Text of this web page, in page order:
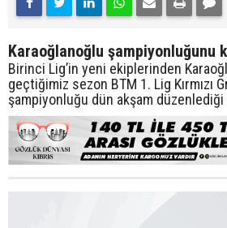
Karaoğlanoğlu şampiyonluğunu
Birinci Lig’in yeni ekiplerinden
geçtiğimiz sezon BTM 1. Lig Kırmızı
şampiyonluğu dün akşam